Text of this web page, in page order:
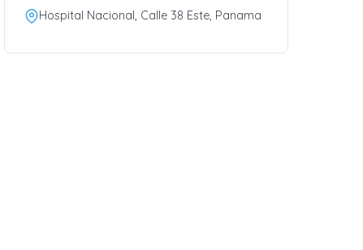
Hospital Nacional, Calle 38 Este, Panama